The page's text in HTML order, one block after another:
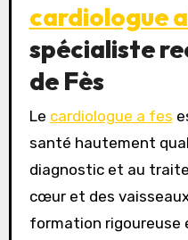
cardiologue
spécialiste
de Fès
Le cardiologue a fes
santé hautement
diagnostic et au
cœur et des
formation rigoureuse